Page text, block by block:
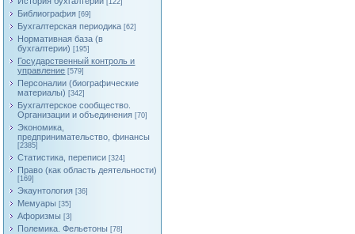
[122]
Библиография [69]
Бухгалтерская периодика [62]
Нормативная база (в
бухгалтерии) [195]
Государственный контроль и
управление [579]
Персоналии (биографические
материалы) [342]
Бухгалтерское сообщество.
Организации и объединения [70]
Экономика,
предпринимательство, финансы
[2385]
Статистика, переписи [324]
Право (как область деятельности)
[169]
Экаунтология [36]
Мемуары [35]
Афоризмы [3]
Полемика. Фельетоны [78]